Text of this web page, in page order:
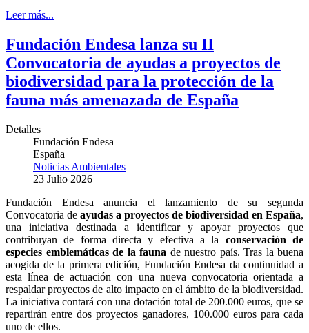
Leer más...
Fundación Endesa lanza su II
Convocatoria de ayudas a proyectos de
biodiversidad para la protección de la
fauna más amenazada de España
Detalles
Fundación Endesa
España
Noticias Ambientales
23 Julio 2026
Fundación Endesa anuncia el lanzamiento de su segunda
Convocatoria de ayudas a proyectos de biodiversidad en España,
una iniciativa destinada a identificar y apoyar proyectos que
contribuyan de forma directa y efectiva a la conservación de
especies emblemáticas de la fauna de nuestro país. Tras la buena
acogida de la primera edición, Fundación Endesa da continuidad a
esta línea de actuación con una nueva convocatoria orientada a
respaldar proyectos de alto impacto en el ámbito de la biodiversidad.
La iniciativa contará con una dotación total de 200.000 euros, que se
repartirán entre dos proyectos ganadores, 100.000 euros para cada
uno de ellos.